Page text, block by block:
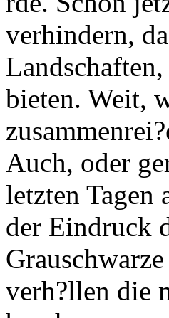
verhindern,
bieten. Weit,
Auch, oder
letzten Tagen
der Eindruck
verh?llen die